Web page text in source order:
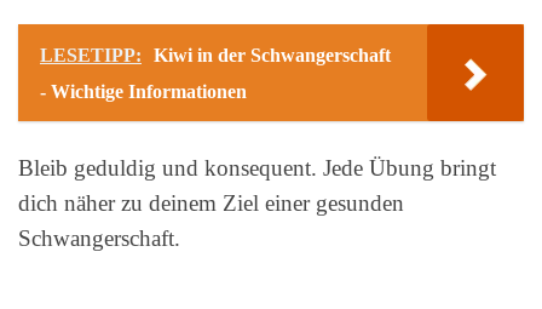
LESETIPP:
Kiwi in der Schwangerschaft
- Wichtige Informationen
Bleib geduldig und konsequent. Jede Übung bringt
dich näher zu deinem Ziel einer gesunden
Schwangerschaft.